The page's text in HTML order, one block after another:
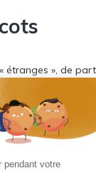
étranges », de part
vivement d’essayer
feront unen-cas
creux (sans cours
bas. Ils
la particularité